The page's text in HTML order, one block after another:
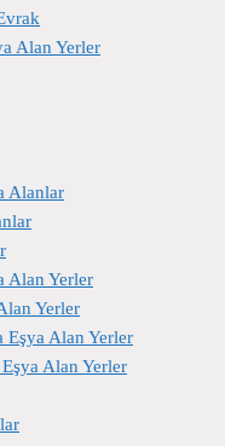
Alan Yerler
Alanlar
Alan Yerler
Yerler
Eşya Alan Yerler
Alan Yerler